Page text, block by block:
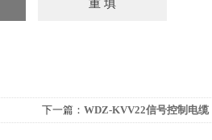
下一篇： WDZ-KVV22信号控制电缆